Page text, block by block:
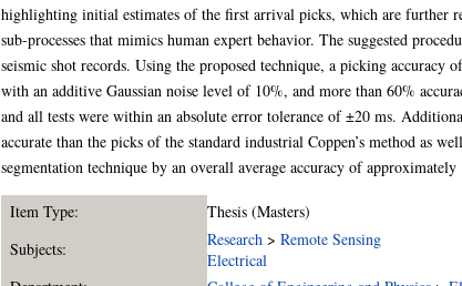
highlighting initial estimates of the first arrival picks, which are further
sub-processes that mimics human expert behavior. The suggested
seismic shot records. Using the proposed technique, a picking accuracy
with an additive Gaussian noise level of 10%, and more than 60%
and all tests were within an absolute error tolerance of ±20 ms.
accurate than the picks of the standard industrial Coppen’s method as
segmentation technique by an overall average accuracy of approximately
Item Type:
Thesis (Masters)
Subjects:
Research> Remote Sensing
Electrical